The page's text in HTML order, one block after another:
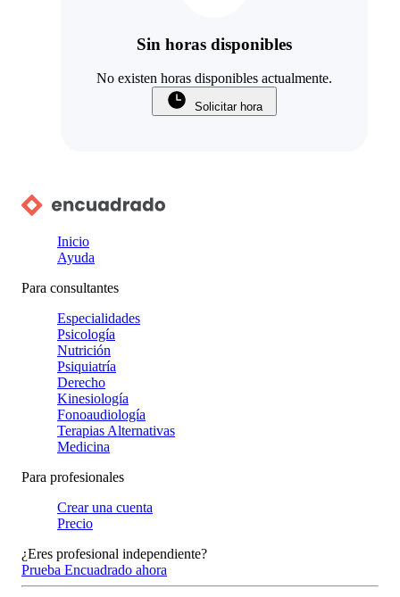
Sin horas disponibles
No existen horas disponibles actualmente.
Solicitar hora
Inicio
Ayuda
Para consultantes
Especialidades
Psicología
Nutrición
Psiquiatría
Derecho
Kinesiología
Fonoaudiología
Terapias Alternativas
Medicina
Para profesionales
Crear una cuenta
Precio
¿Eres profesional independiente?
Prueba Encuadrado ahora